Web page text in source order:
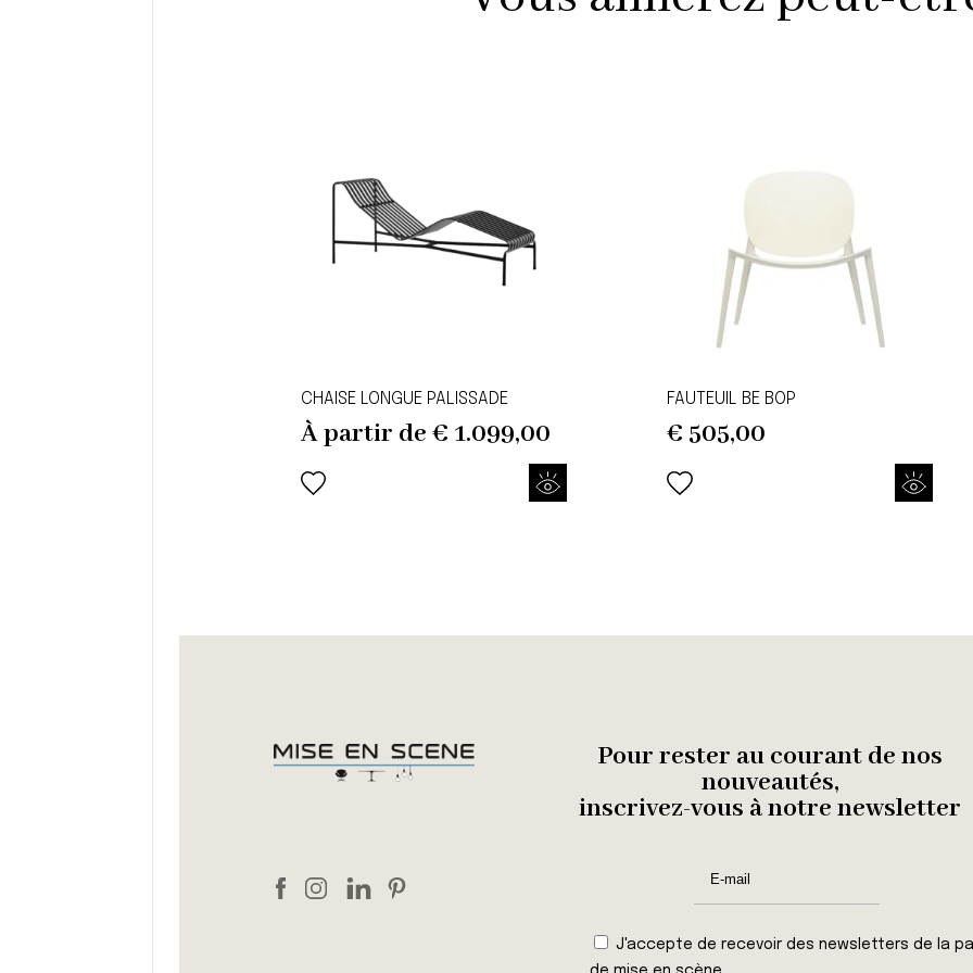
CHAISE LONGUE PALISSADE
À partir de € 1.099,00
FAUTEUIL BE BOP
€ 505,00
Pour rester au courant de nos
nouveautés,
inscrivez-vous à notre newsletter
J'accepte de recevoir des newsletters de la